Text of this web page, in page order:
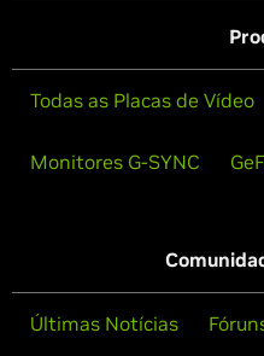
Todas as Placas de Vídeo
Monitores G-SYNC
Últimas Notícias